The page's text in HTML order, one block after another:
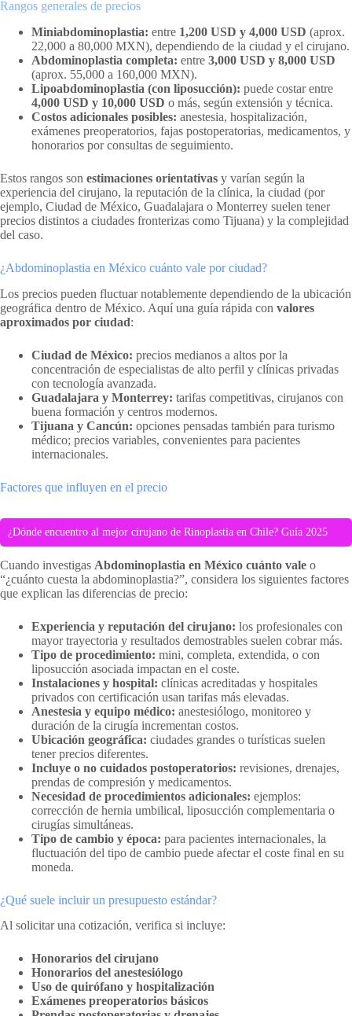
Rangos generales de precios
Miniabdominoplastia: entre 1,200 USD y 4,000 USD (aprox.
22,000 a 80,000 MXN), dependiendo de la ciudad y el cirujano.
Abdominoplastia completa: entre 3,000 USD y 8,000 USD
(aprox. 55,000 a 160,000 MXN).
Lipoabdominoplastia (con liposucción): puede costar entre
4,000 USD y 10,000 USD o más, según extensión y técnica.
Costos adicionales posibles: anestesia, hospitalización,
exámenes preoperatorios, fajas postoperatorias, medicamentos, y
honorarios por consultas de seguimiento.
Estos rangos son estimaciones orientativas y varían según la
experiencia del cirujano, la reputación de la clínica, la ciudad (por
ejemplo, Ciudad de México, Guadalajara o Monterrey suelen tener
precios distintos a ciudades fronterizas como Tijuana) y la complejidad
del caso.
¿Abdominoplastia en México cuánto vale por ciudad?
Los precios pueden fluctuar notablemente dependiendo de la ubicación
geográfica dentro de México. Aquí una guía rápida con valores
aproximados por ciudad:
Ciudad de México: precios medianos a altos por la
concentración de especialistas de alto perfil y clínicas privadas
con tecnología avanzada.
Guadalajara y Monterrey: tarifas competitivas, cirujanos con
buena formación y centros modernos.
Tijuana y Cancún: opciones pensadas también para turismo
médico; precios variables, convenientes para pacientes
internacionales.
Factores que influyen en el precio
¿Dónde encuentro al mejor cirujano de Rinoplastia en Chile? Guía 2025
Cuando investigas Abdominoplastia en México cuánto vale o
“¿cuánto cuesta la abdominoplastia?”, considera los siguientes factores
que explican las diferencias de precio:
Experiencia y reputación del cirujano: los profesionales con
mayor trayectoria y resultados demostrables suelen cobrar más.
Tipo de procedimiento: mini, completa, extendida, o con
liposucción asociada impactan en el coste.
Instalaciones y hospital: clínicas acreditadas y hospitales
privados con certificación usan tarifas más elevadas.
Anestesia y equipo médico: anestesiólogo, monitoreo y
duración de la cirugía incrementan costos.
Ubicación geográfica: ciudades grandes o turísticas suelen
tener precios diferentes.
Incluye o no cuidados postoperatorios: revisiones, drenajes,
prendas de compresión y medicamentos.
Necesidad de procedimientos adicionales: ejemplos:
corrección de hernia umbilical, liposucción complementaria o
cirugías simultáneas.
Tipo de cambio y época: para pacientes internacionales, la
fluctuación del tipo de cambio puede afectar el coste final en su
moneda.
¿Qué suele incluir un presupuesto estándar?
Al solicitar una cotización, verifica si incluye:
Honorarios del cirujano
Honorarios del anestesiólogo
Uso de quirófano y hospitalización
Exámenes preoperatorios básicos